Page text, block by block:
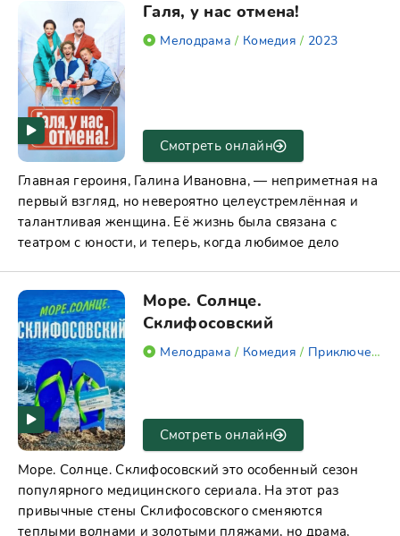
Гaля, у нac oтмeнa!
Мелодрама / Комедия / 2023
Главная героиня, Галина Ивановна, — неприметная на
первый взгляд, но невероятно целеустремлённая и
талантливая женщина. Её жизнь была связана с
театром с юности, и теперь, когда любимое дело
Смотреть онлайн
Море. Солнце.
Склифосовский
Мелодрама / Комедия / Приключение
Море. Солнце. Склифосовский это особенный сезон
популярного медицинского сериала. На этот раз
привычные стены Склифосовского сменяются
теплыми волнами и золотыми пляжами, но драма,
Смотреть онлайн